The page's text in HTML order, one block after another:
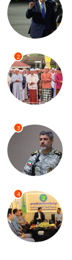
2
3
4